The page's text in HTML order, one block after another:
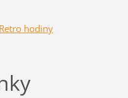
Retro hodiny